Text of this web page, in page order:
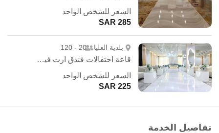
السعر للشخص الواحد
285 SAR
بلدية العليا 20 - 120
قاعة احتفالات فندق ارت فيو - الرياض
السعر للشخص الواحد
225 SAR
تفاصيل الخدمة